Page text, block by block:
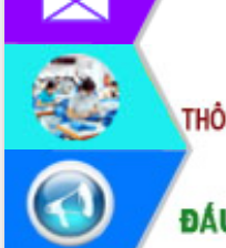
Du lịch Đắk Lắk nâng tầm trải nghiệm
du khách thông qua Hệ thống cơ sở dữ
liệu và Bản đồ số
Tập huấn ứng dụng trí tuệ nhân tạo (AI)
trong thương mại điện tử năm 2026
Đoàn đại biểu Quốc hội tỉnh Đắk Lắk
trao đổi thông tin trước Kỳ họp thứ
nhất, Quốc hội khóa XVI
Quyết liệt cải cách hành chính, khơi
thông nguồn lực phát triển